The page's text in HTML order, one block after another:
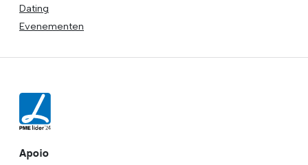
Dating
Evenementen
Apoio